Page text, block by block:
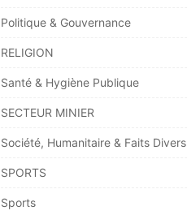
Politique & Gouvernance
RELIGION
Santé & Hygiène Publique
SECTEUR MINIER
Société, Humanitaire & Faits Divers
SPORTS
Sports